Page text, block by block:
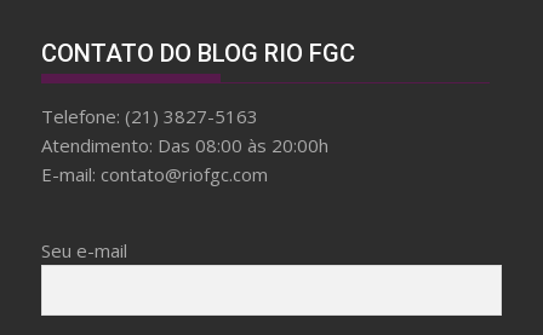
d
f
k
e
b
e
CONTATO DO BLOG RIO FGC
Telefone: (21) 3827-5163
Atendimento: Das 08:00 às 20:00h
E-mail: contato@riofgc.com
Seu e-mail